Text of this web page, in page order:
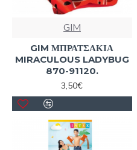
GIM
GIM ΜΠΡΑΤΣΑΚΙΑ
MIRACULOUS LADYBUG
870-91120.
3,50€